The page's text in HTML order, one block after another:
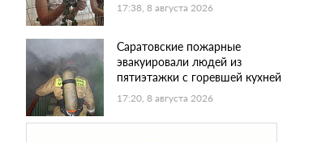
17:38, 8 августа 2026
Саратовские пожарные
эвакуировали людей из
пятиэтажки с горевшей кухней
17:20, 8 августа 2026